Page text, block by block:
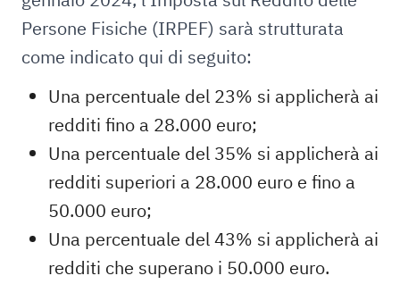
Persone Fisiche (IRPEF) sarà strutturata
come indicato qui di seguito:
Una percentuale del 23% si applicherà ai
redditi fino a 28.000 euro;
Una percentuale del 35% si applicherà ai
redditi superiori a 28.000 euro e fino a
50.000 euro;
Una percentuale del 43% si applicherà ai
redditi che superano i 50.000 euro.